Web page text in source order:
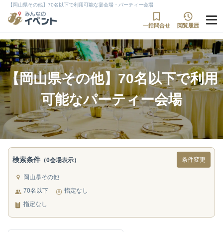
【岡山県その他】70名以下で利用可能な宴会場・パーティー会場
一括問合せ 閲覧履歴
【岡山県その他】70名以下で利用
可能なパーティー会場
検索条件 （0会場表示） 条件変更
岡山県その他
70名以下
指定なし
指定なし